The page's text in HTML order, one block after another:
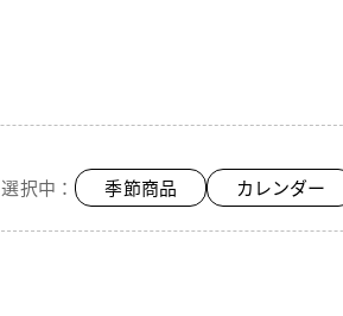
選択中： 季節商品 カレンダー